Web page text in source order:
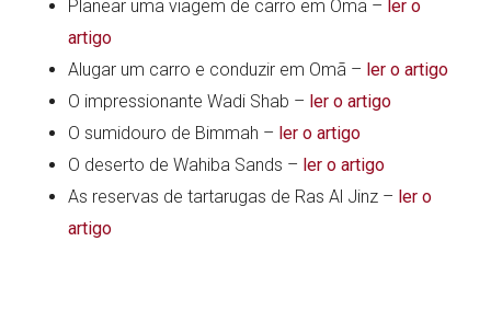
Planear uma viagem de carro em Omã – ler o
artigo
Alugar um carro e conduzir em Omã – ler o artigo
O impressionante Wadi Shab – ler o artigo
O sumidouro de Bimmah – ler o artigo
O deserto de Wahiba Sands – ler o artigo
As reservas de tartarugas de Ras Al Jinz – ler o
artigo